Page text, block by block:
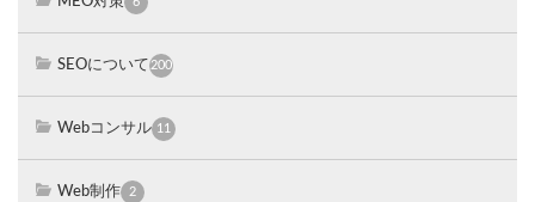
SEOについて200
Webコンサル 11
Web制作 2